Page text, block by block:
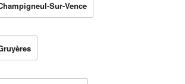
Sur-Vence